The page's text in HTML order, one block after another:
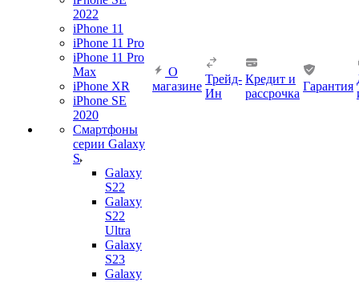
2022
iPhone 11
iPhone 11 Pro
iPhone 11 Pro
Max
iPhone XR
iPhone SE
2020
Смартфоны
серии Galaxy
S
Galaxy
S22
Galaxy
S22
Ultra
Galaxy
S23
Galaxy
О
магазине
Трейд-
Ин
Кредит и
рассрочка
Гарантия